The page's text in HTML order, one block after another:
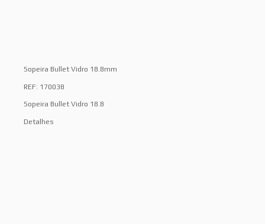
Sopeira Bullet Vidro 18.8mm
REF: 170038
Sopeira Bullet Vidro 18.8
Detalhes